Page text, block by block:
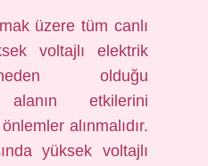
üzere tüm canlı
voltajlı elektrik
olduğu
alanın etkilerini
alınmalıdır.
yüksek voltajlı